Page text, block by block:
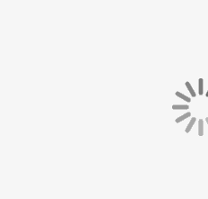
De backhand heeft een
vingers wat zorgt voor het